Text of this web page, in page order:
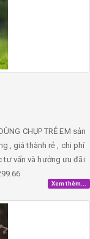
CHỤP TRẺ EM sản
, giá thành rẻ , chi phí
tư vấn và hưởng ưu đãi
Xem thêm...